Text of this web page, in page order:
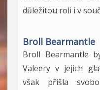
důležitou roli i v
Broll Bearmantle
Broll Bearmantle
Valeery v jejich
však přišla